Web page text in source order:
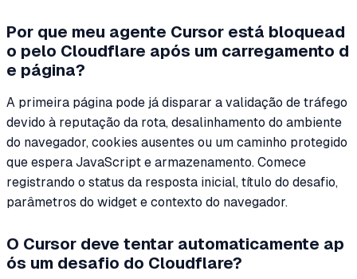
Por que meu agente Cursor está bloquead
o pelo Cloudflare após um carregamento d
e página?
A primeira página pode já disparar a validação de tráfego
devido à reputação da rota, desalinhamento do ambiente
do navegador, cookies ausentes ou um caminho protegido
que espera JavaScript e armazenamento. Comece
registrando o status da resposta inicial, título do desafio,
parâmetros do widget e contexto do navegador.
O Cursor deve tentar automaticamente ap
ós um desafio do Cloudflare?